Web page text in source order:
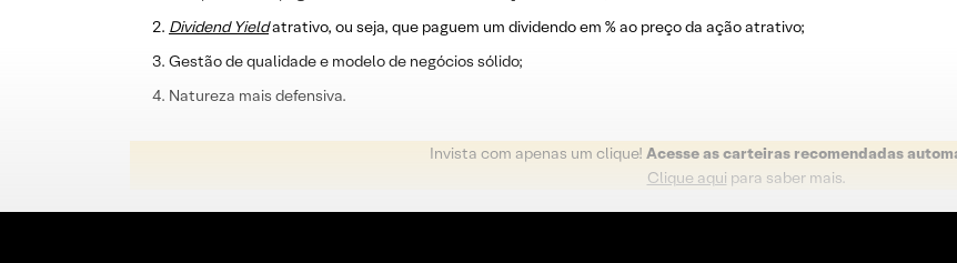
Dividend Yieldatrativo, ou seja, que paguem um dividendo em % ao preço da ação atrativo;
Gestão de qualidade e modelo de negócios sólido;
Natureza mais defensiva.
Invista com apenas um clique! Acesse as carteiras recomendadas
Clique aqui para saber mais.